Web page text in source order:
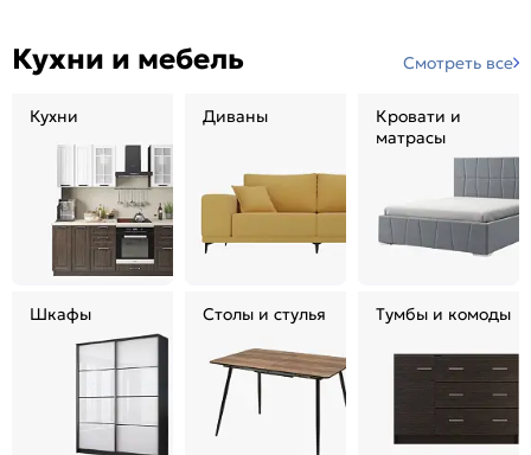
Кухни и мебель Смотреть все
Кухни Диваны
Кровати и
матрасы
Шкафы Столы и стулья Тумбы и комоды